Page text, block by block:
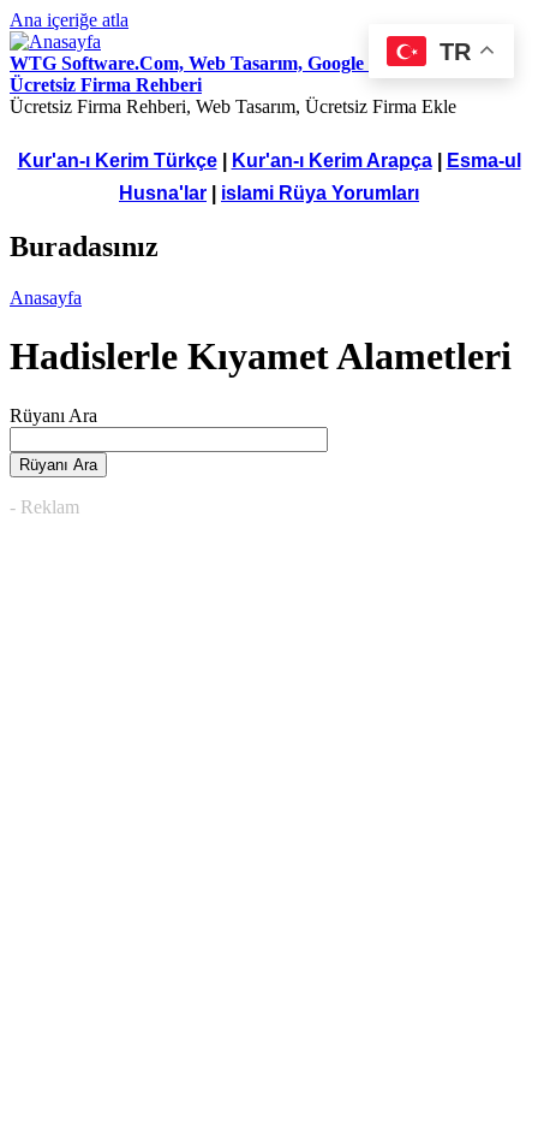
Ana içeriğe atla
WTG Software.Com, Web Tasarım, Google Seo Hizmetleri,
Ücretsiz Firma Rehberi
Ücretsiz Firma Rehberi, Web Tasarım, Ücretsiz Firma Ekle
Kur'an-ı Kerim Türkçe| Kur'an-ı Kerim Arapça|
Esma-ul
Husna'lar
islami Rüya Yorumları
Buradasınız
Anasayfa
Hadislerle Kıyamet Alametleri
Rüyanı Ara
- Reklam
TR